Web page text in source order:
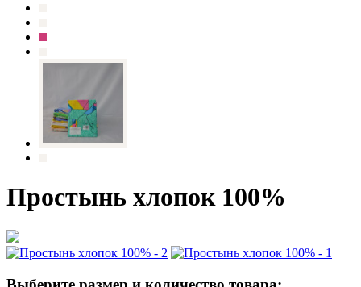
Простынь хлопок 100%